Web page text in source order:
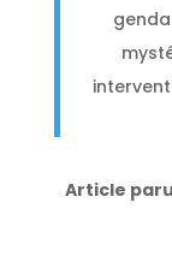
Article paru